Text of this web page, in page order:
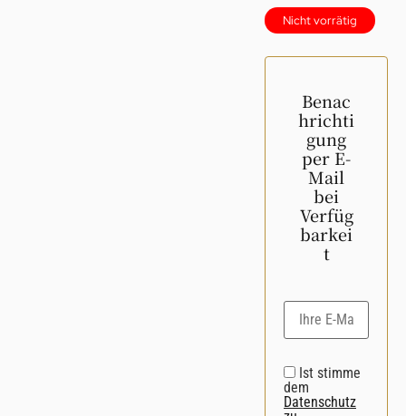
Nicht vorrätig
Benac
hrichti
gung
per E-
Mail
bei
Verfüg
barkei
t
Ist stimme
dem
Datenschutz